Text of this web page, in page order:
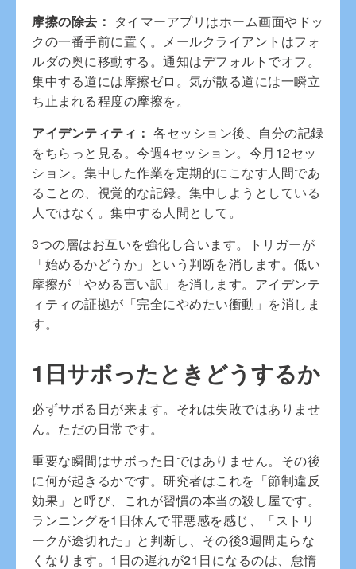
摩擦の除去： タイマーアプリはホーム画面やドッ
クの一番手前に置く。メールクライアントはフォ
ルダの奥に移動する。通知はデフォルトでオフ。
集中する道には摩擦ゼロ。気が散る道には一瞬立
ち止まれる程度の摩擦を。
アイデンティティ： 各セッション後、自分の記録
をちらっと見る。今週4セッション。今月12セッ
ション。集中した作業を定期的にこなす人間であ
ることの、視覚的な記録。集中しようとしている
人ではなく。集中する人間として。
3つの層はお互いを強化し合います。トリガーが
「始めるかどうか」という判断を消します。低い
摩擦が「やめる言い訳」を消します。アイデンテ
ィティの証拠が「完全にやめたい衝動」を消しま
す。
1日サボったときどうするか
必ずサボる日が来ます。それは失敗ではありませ
ん。ただの日常です。
重要な瞬間はサボった日ではありません。その後
に何が起きるかです。研究者はこれを「節制違反
効果」と呼び、これが習慣の本当の殺し屋です。
ランニングを1日休んで罪悪感を感じ、「ストリ
ークが途切れた」と判断し、その後3週間走らな
くなります。1日の遅れが21日になるのは、怠惰